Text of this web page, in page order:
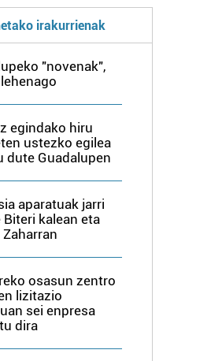
irakurrienak
"novenak",
egindako hiru
ustezko egilea
dute Guadalupen
aparatuak jarri
kalean eta
osasun zentro
lizitazio
sei enpresa
dira